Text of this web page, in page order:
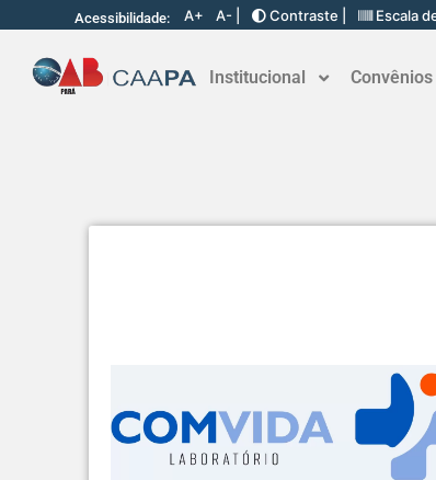
Acessibilidade: A+ A- | Contraste | Escala
Institucional Convênios